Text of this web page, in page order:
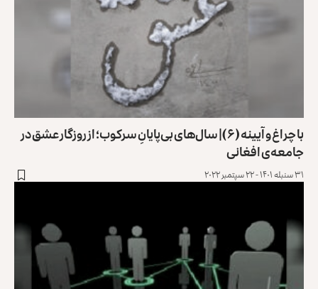
با چراغ و آیینه (۶)| سال‌های بی‌پایانِ سرکوب؛ از روزگار عشق در
جامعه‌ی افغانی
۳۱ سنبله ۱۴۰۱ - ۲۲ سپتمبر ۲۰۲۲